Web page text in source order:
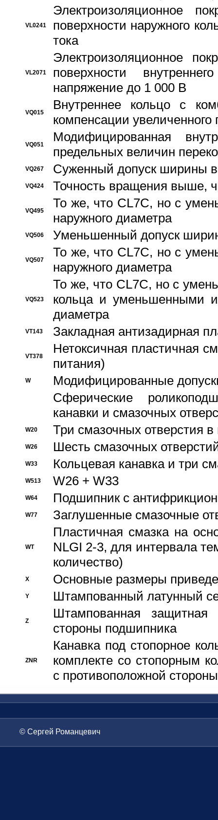
VL0241
Электроизоляционное
поверхности наружного
тока
VL2071
Электроизоляционное
поверхности
напряжение до 1 000 В
VQ015
Bнутреннее кольцо с
компенсации увеличенного
VQ051
Модифицированная
предельных величин
VQ267 Суженный допуск ширины
VQ424 Точность вращения выше,
VQ495
То же, что CL7C, но с
наружного диаметра
VQ506 Уменьшенный допуск
VQ507
То же, что CL7C, но с
наружного диаметра
VQ523
То же, что CL7C, но с
кольца и уменьшенными
диаметра
VT143 Закладная антизадирная
VT378
Нетоксичная пластичная
питания)
W
Модифицированные
Сферические
канавки и смазочных
W20 Три смазочных отверстия
W26 Шесть смазочных
W33 Кольцевая канавка и три
W513 W26 + W33
W64 Подшипник с
W77 Заглушенные смазочные
WT
Пластичная смазка на
NLGI 2-3, для интервала
количество)
X Основные размеры
Y Штампованный латунный
Z
Штампованная
стороны подшипника
ZNR
Канавка под стопорное
комплекте со стопорным
с противоположной стороны
© Сергей Романцевич